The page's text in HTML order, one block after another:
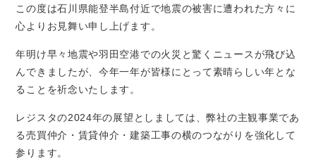
この度は石川県能登半島付近で地震の被害に遭われた方々に
心よりお見舞い申し上げます。
年明け早々地震や羽田空港での火災と驚くニュースが飛び込
んできましたが、今年一年が皆様にとって素晴らしい年とな
ることを祈念いたします。
レジスタの2024年の展望としましては、弊社の主観事業であ
る売買仲介・賃貸仲介・建築工事の横のつながりを強化して
参ります。